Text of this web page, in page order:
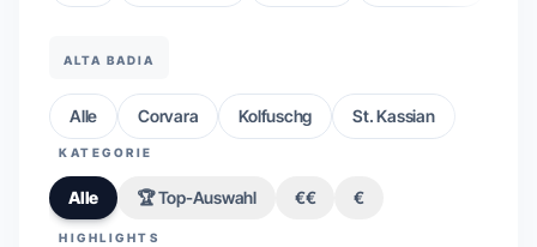
ALTA BADIA
Alle Corvara Kolfuschg St. Kassian
KATEGORIE
Alle 🏆 Top-Auswahl €€ €
HIGHLIGHTS